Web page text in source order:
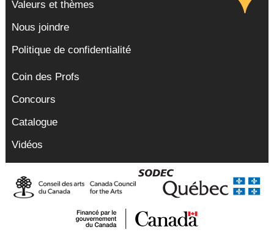
Valeurs et thèmes
Nous joindre
Politique de confidentialité
Coin des Profs
Concours
Catalogue
Vidéos